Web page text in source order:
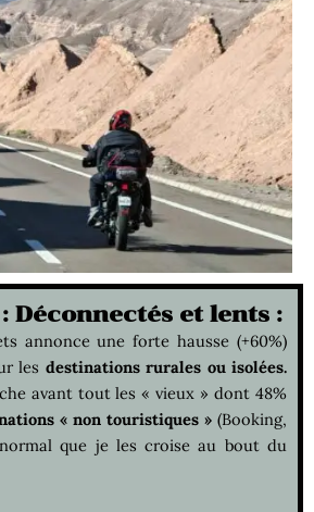
Déconnectés et lents :
annonce une forte hausse (+60%)
les destinations rurales ou isolées.
avant tout les « vieux » dont 48%
« non touristiques » (Booking,
que je les croise au bout du